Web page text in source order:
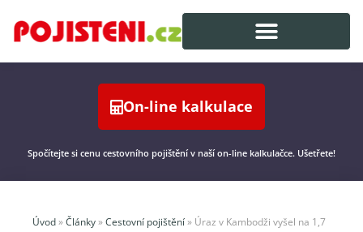
On-line kalkulace
Spočítejte si cenu cestovního pojištění v naší on-line kalkulačce. Ušetřete!
Úvod » Články » Cestovní pojištění » Úraz v Kambodži vyšel na 1,7